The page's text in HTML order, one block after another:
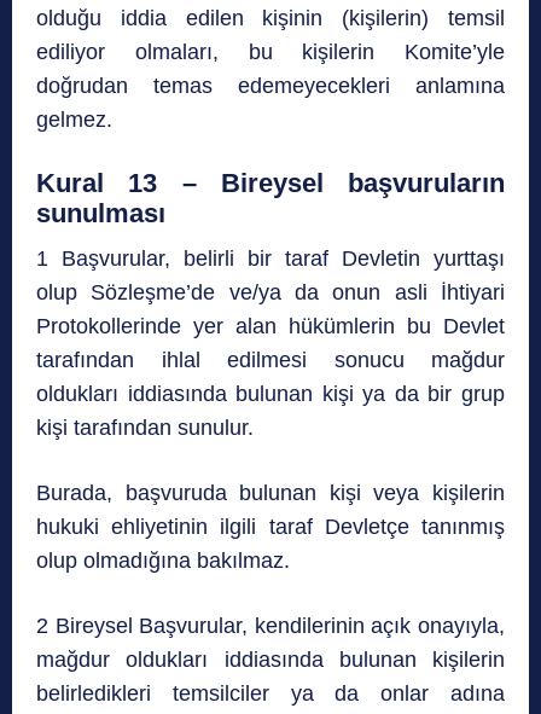
olduğu iddia edilen kişinin (kişilerin) temsil
ediliyor olmaları, bu kişilerin Komite’yle
doğrudan temas edemeyecekleri anlamına
gelmez.
Kural 13 – Bireysel başvuruların
sunulması
1 Başvurular, belirli bir taraf Devletin yurttaşı
olup Sözleşme’de ve/ya da onun asli İhtiyari
Protokollerinde yer alan hükümlerin bu Devlet
tarafından ihlal edilmesi sonucu mağdur
oldukları iddiasında bulunan kişi ya da bir grup
kişi tarafından sunulur.
Burada, başvuruda bulunan kişi veya kişilerin
hukuki ehliyetinin ilgili taraf Devletçe tanınmış
olup olmadığına bakılmaz.
2 Bireysel Başvurular, kendilerinin açık onayıyla,
mağdur oldukları iddiasında bulunan kişilerin
belirledikleri temsilciler ya da onlar adına